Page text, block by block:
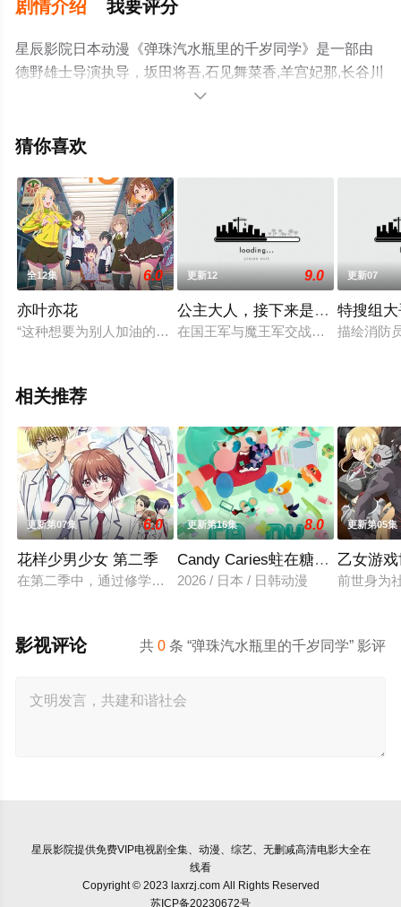
剧情介绍 我要评分
星辰影院日本动漫《弹珠汽水瓶里的千岁同学》是一部由
德野雄士导演执导，坂田将吾,石见舞菜香,羊宫妃那,长谷川
育美,大久保瑠美,安济知佳,阿座上洋平,宮﨑雅也等演员精
观看高清未删减完整版动漫全集就上星辰影视，更多相关

猜你喜欢
全12集 6.0
亦叶亦花
“这种想要为别人加油的感情……是从何而来的呢？”鹰之咲高中
更新12 9.0
公主大人，接下来是“拷问”时间
在国王军与魔王军交战的数月后，身
更新07
特搜组
描绘消防
相关推荐
更新第07集 6.0
花样少男少女 第二季
在第二季中，通过修学旅行和舞会等在原作中广受欢迎的篇章
更新第16集 8.0
Candy Caries蛀在糖糖里
2026 / 日本 / 日韩动漫
更新第05集
乙女游
前世身为
共0 条 “弹珠汽水瓶里的千岁同学” 影评
影视评论
星辰影院提供免费VIP电视剧全集、动漫、综艺、无删减高清电影大全在
线看
Copyright © 2023 laxrzj.com All Rights Reserved
苏ICP备20230672号